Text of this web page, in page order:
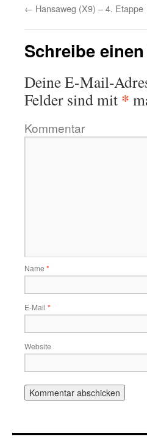
← Hansaweg (X9) – 4. Etappe
Schreibe
Deine E-Mail-
Felder sind mit *
Kommentar
Name *
E-Mail *
Website